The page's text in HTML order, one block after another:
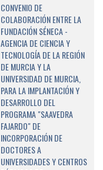
CONVENIO DE
COLABORACIÓN ENTRE LA
FUNDACIÓN SÉNECA -
AGENCIA DE CIENCIA Y
TECNOLOGÍA DE LA REGIÓN
DE MURCIA Y LA
UNIVERSIDAD DE MURCIA,
PARA LA IMPLANTACIÓN Y
DESARROLLO DEL
PROGRAMA "SAAVEDRA
FAJARDO" DE
INCORPORACIÓN DE
DOCTORES A
UNIVERSIDADES Y CENTROS